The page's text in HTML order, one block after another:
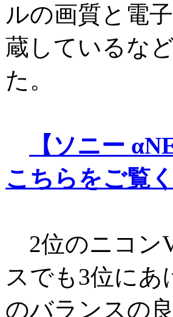
ルの画質と電
蔵しているな
た。
【ソニー
こちらをご覧
2位のニコン
スでも3位に
のバランスの